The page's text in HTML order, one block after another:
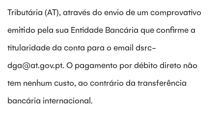
Tributária (AT), através do envio de um comprovativo
emitido pela sua Entidade Bancária que confirme a
titularidade da conta para o email dsrc-
dga@at.gov.pt. O pagamento por débito direto não
tem nenhum custo, ao contrário da transferência
bancária internacional.